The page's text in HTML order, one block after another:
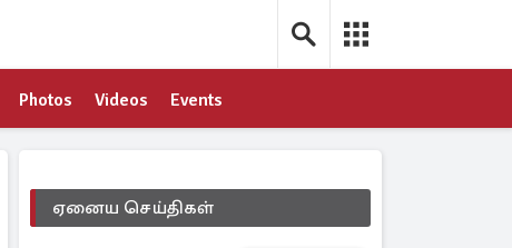
Photos Videos Events
ஏனைய செய்திகள்